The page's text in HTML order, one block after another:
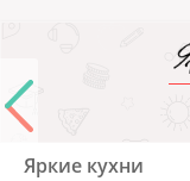
Яркие кухни